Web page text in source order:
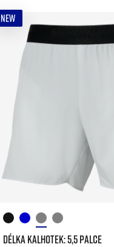
NEW
DÉLKA KALHOTEK: 5,5 PALCE